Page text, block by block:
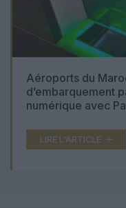
Aéroports du
d’embarquement
numérique avec
LIRE L'ARTICLE